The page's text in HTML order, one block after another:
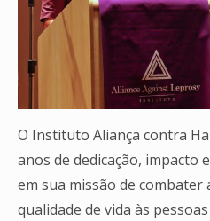
O Instituto Aliança contra
anos de dedicação, impacto
em sua missão de
qualidade de vida às